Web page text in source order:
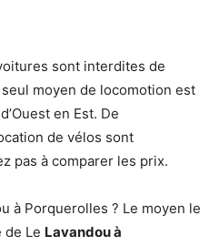
sont interdites de
moyen de locomotion est
en Est. De
de vélos sont
pas à comparer les prix.
à Porquerolles ? Le moyen le
de Le Lavandou à